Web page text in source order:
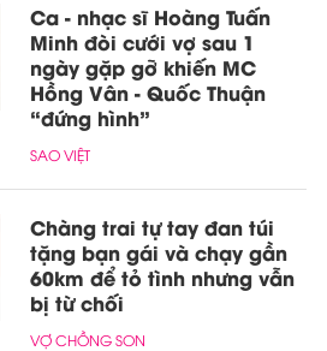
Ca - nhạc sĩ Hoàng Tuấn
Minh đòi cưới vợ sau 1
ngày gặp gỡ khiến MC
Hồng Vân - Quốc Thuận
“đứng hình”
SAO VIỆT
Chàng trai tự tay đan túi
tặng bạn gái và chạy gần
60km để tỏ tình nhưng vẫn
bị từ chối
VỢ CHỒNG SON